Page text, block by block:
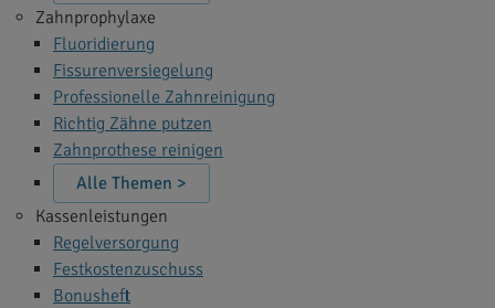
Zahnprophylaxe
Fluoridierung
Fissurenversiegelung
Professionelle Zahnreinigung
Richtig Zähne putzen
Zahnprothese reinigen
Alle Themen >
Kassenleistungen
Regelversorgung
Festkostenzuschuss
Bonusheft